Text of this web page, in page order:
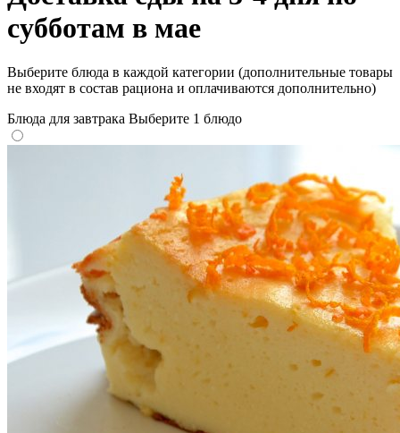
субботам в мае
Выберите блюда в каждой категории (дополнительные товары
не входят в состав рациона и оплачиваются дополнительно)
Блюда для завтрака Выберите 1 блюдо